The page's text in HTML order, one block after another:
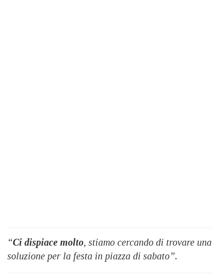
“Ci dispiace molto, stiamo cercando di trovare una
soluzione per la festa in piazza di sabato”.